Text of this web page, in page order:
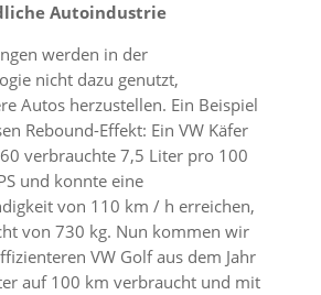
Autoindustrie
werden in der
nicht dazu genutzt,
Autos herzustellen. Ein Beispiel
Rebound-Effekt: Ein VW Käfer
verbrauchte 7,5 Liter pro 100
und konnte eine
von 110 km / h erreichen,
von 730 kg. Nun kommen wir
VW Golf aus dem Jahr
auf 100 km verbraucht und mit